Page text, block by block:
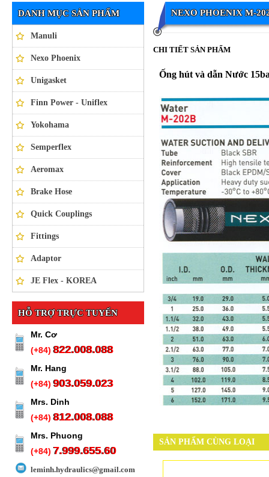
DANH MỤC SẢN PHẨM
Manuli
Nexo Phoenix
Unigasket
Finn Power - Uniflex
Yokohama
Semperflex
Aeromax
Brake Hose
Quick Couplings
Fittings
Adaptor
JE Flex - KOREA
HỖ TRỢ TRỰC TUYẾN
Mr. Cơ
(+84)822.008.088
Mr. Hang
(+84)903.059.023
Mrs. Dinh
(+84)812.008.088
Mrs. Phuong
(+84)7.999.655.60
leminh.hydraulics@gmail.com
NEXO PHOENIX M-
CHI TIẾT SẢN PHẨM
Ống hút và dẫn Nước
SẢN PHẨM CÙNG LOẠI